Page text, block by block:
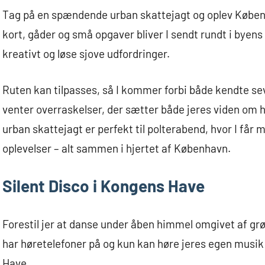
Tag på en spændende urban skattejagt og oplev
kort, gåder og små opgaver bliver I sendt rundt i
kreativt og løse sjove udfordringer.
Ruten kan tilpasses, så I kommer forbi både kendte
venter overraskelser, der sætter både jeres viden om
urban skattejagt er perfekt til polterabend, hvor I får
oplevelser – alt sammen i hjertet af København.
Silent Disco i Kongens Have
Forestil jer at danse under åben himmel omgivet af
har høretelefoner på og kun kan høre jeres egen